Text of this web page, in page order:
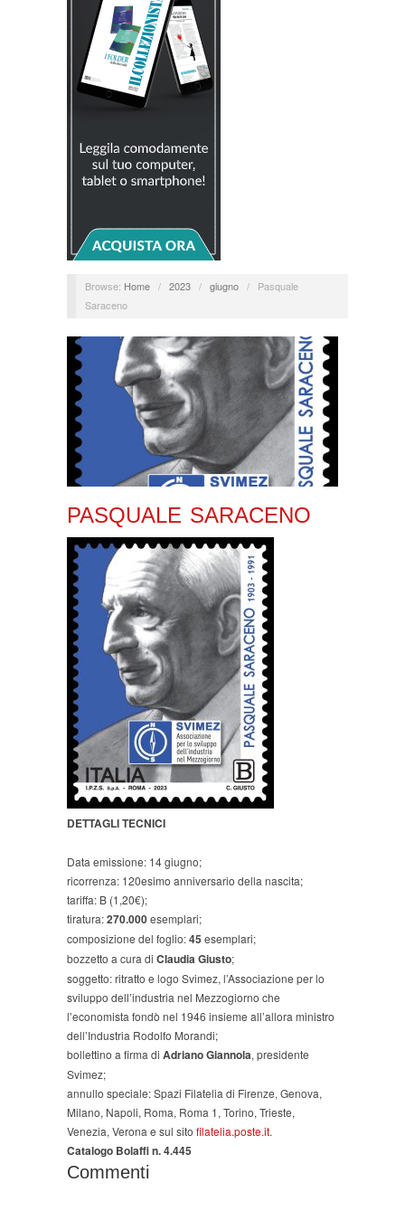
Browse: Home / 2023 / giugno /
Pasquale
Saraceno
PASQUALE SARACENO
DETTAGLI TECNICI
Data emissione: 14 giugno;
ricorrenza: 120esimo anniversario della nascita;
tariffa: B (1,20€);
tiratura:270.000esemplari;
composizione del foglio:45 esemplari;
bozzetto a cura di Claudia Giusto;
soggetto: ritratto e logo Svimez, l’Associazione per lo
sviluppo dell’industria nel Mezzogiorno che
l’economista fondò nel 1946 insieme all’allora ministro
dell’Industria Rodolfo Morandi;
bollettino a firma di Adriano Giannola, presidente
Svimez;
annullo speciale: Spazi Filatelia di Firenze, Genova,
Milano, Napoli, Roma, Roma 1, Torino, Trieste,
Venezia, Verona e sul sito filatelia.poste.it.
Catalogo Bolaffi n. 4.445
Commenti